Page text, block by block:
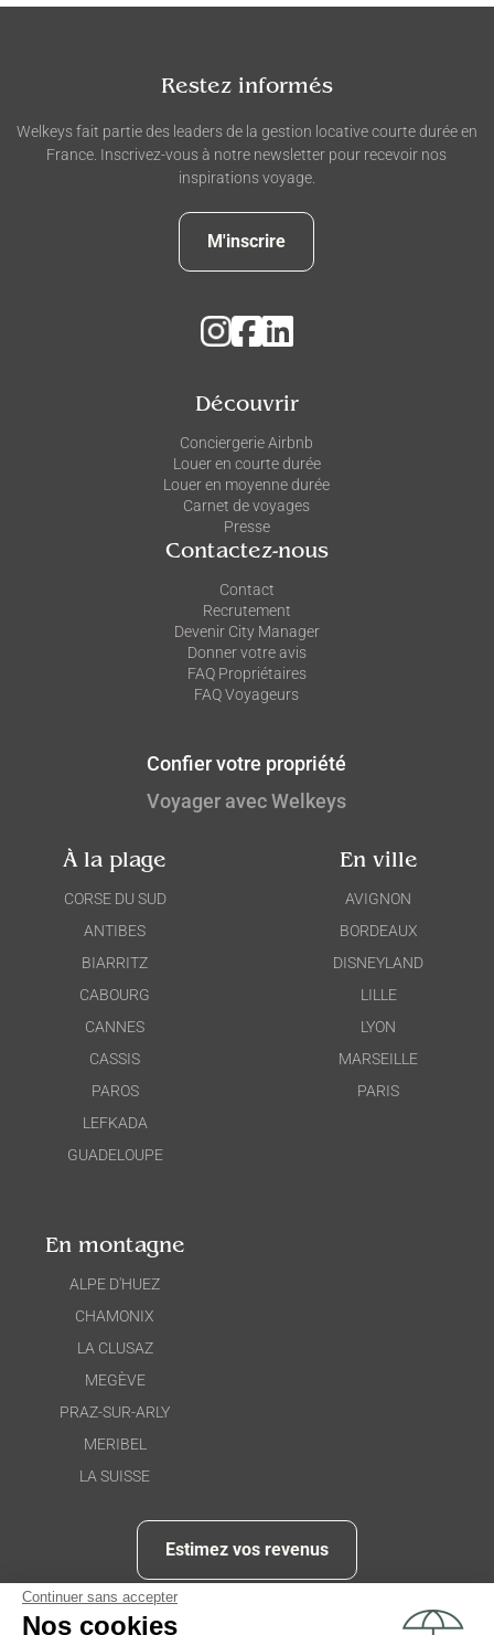
Restez informés
Welkeys fait partie des leaders de la gestion locative courte durée en
France. Inscrivez-vous à notre newsletter pour recevoir nos
inspirations voyage.
M'inscrire
Découvrir
Conciergerie Airbnb
Louer en courte durée
Louer en moyenne durée
Carnet de voyages
Presse
Contactez-nous
Contact
Recrutement
Devenir City Manager
Donner votre avis
FAQ Propriétaires
FAQ Voyageurs
Voyager avec Welkeys
Confier votre propriété
À la plage
CORSE DU SUD
ANTIBES
BIARRITZ
CABOURG
CANNES
CASSIS
PAROS
LEFKADA
GUADELOUPE
En ville
AVIGNON
BORDEAUX
DISNEYLAND
LILLE
LYON
MARSEILLE
PARIS
En montagne
ALPE D'HUEZ
CHAMONIX
LA CLUSAZ
MEGÈVE
PRAZ-SUR-ARLY
MERIBEL
LA SUISSE
Estimez vos revenus
Continuer sans accepter
Nos cookies